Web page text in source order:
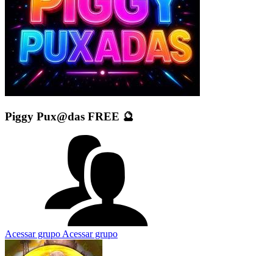
Piggy Pux@das FREE 🔮
Acessar grupo Acessar grupo